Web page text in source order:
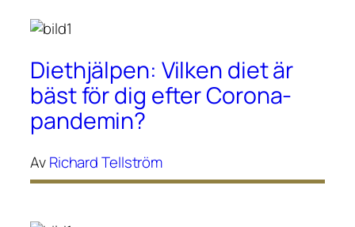
Diethjälpen: Vilken diet är
bäst för dig efter Corona-
pandemin?
AvRichard Tellström